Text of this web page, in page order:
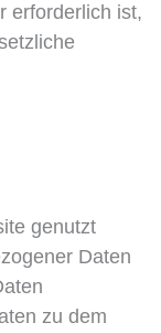
erforderlich ist,
genutzt
Daten
zu dem